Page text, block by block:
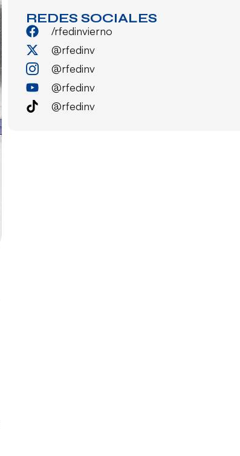
REDES SOCIALES
/rfedinvierno
@rfedinv
@rfedinv
@rfedinv
@rfedinv